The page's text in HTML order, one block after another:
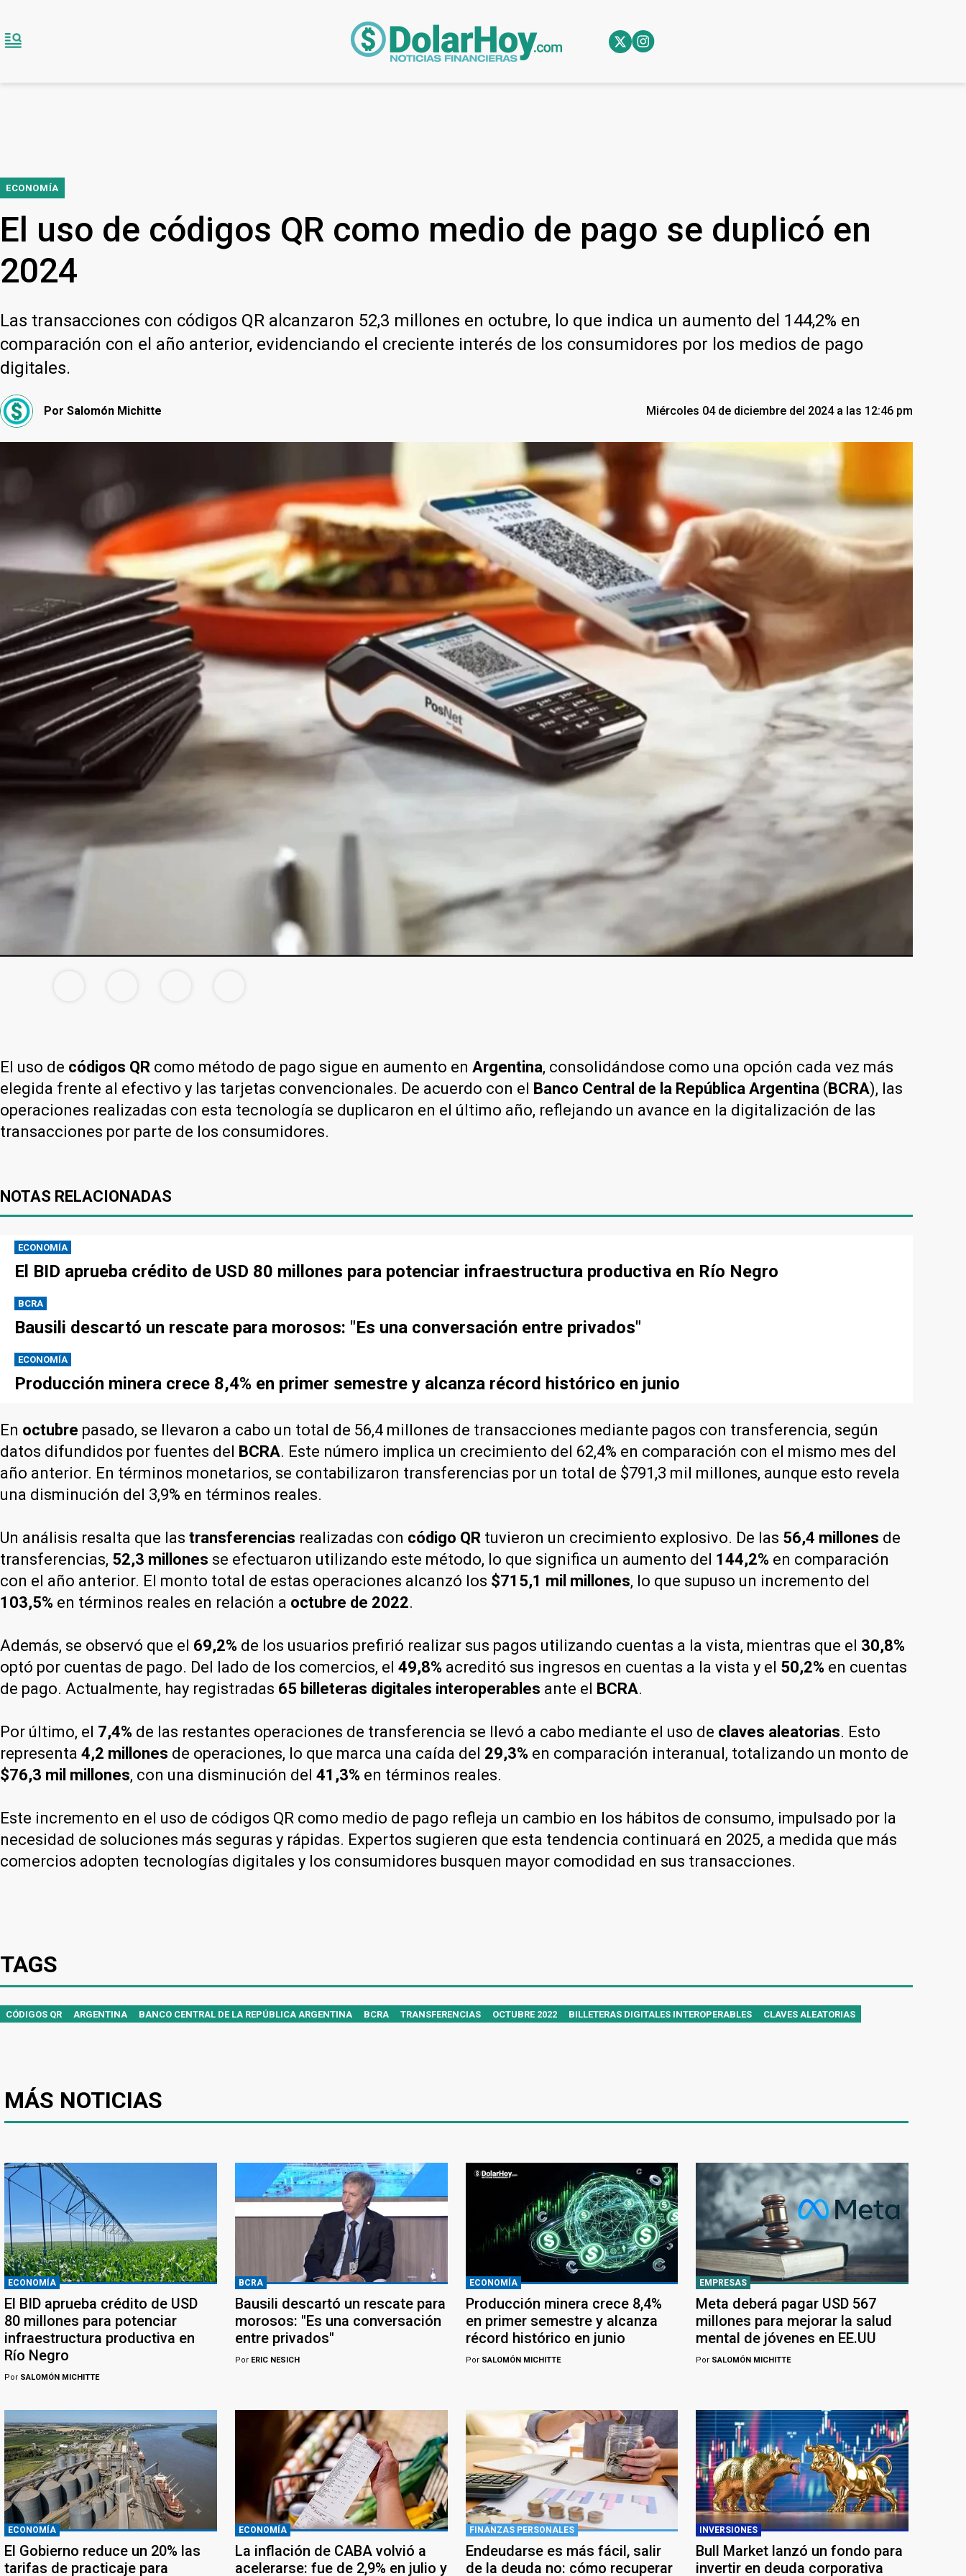
ECONOMÍA
El uso de códigos QR como medio de pago se duplicó en
2024
Las transacciones con códigos QR alcanzaron 52,3 millones en octubre, lo que indica un aumento del 144,2% en
comparación con el año anterior, evidenciando el creciente interés de los consumidores por los medios de pago
digitales.
Por Salomón Michitte Miércoles 04 de diciembre del 2024 a las 12:46 pm
El uso de códigos QR como método de pago sigue en aumento en Argentina, consolidándose como una opción cada vez más
elegida frente al efectivo y las tarjetas convencionales. De acuerdo con el Banco Central de la República Argentina (BCRA), las
operaciones realizadas con esta tecnología se duplicaron en el último año, reflejando un avance en la digitalización de las
transacciones por parte de los consumidores.
NOTAS RELACIONADAS
ECONOMÍA
El BID aprueba crédito de USD 80 millones para potenciar infraestructura productiva en Río Negro
BCRA
Bausili descartó un rescate para morosos: "Es una conversación entre privados"
ECONOMÍA
Producción minera crece 8,4% en primer semestre y alcanza récord histórico en junio
En octubre pasado, se llevaron a cabo un total de 56,4 millones de transacciones mediante pagos con transferencia, según
datos difundidos por fuentes del BCRA. Este número implica un crecimiento del 62,4% en comparación con el mismo mes del
año anterior. En términos monetarios, se contabilizaron transferencias por un total de $791,3 mil millones, aunque esto revela
una disminución del 3,9% en términos reales.
Un análisis resalta que las transferencias realizadas con código QR tuvieron un crecimiento explosivo. De las 56,4 millones de
transferencias, 52,3 millones se efectuaron utilizando este método, lo que significa un aumento del 144,2% en comparación
con el año anterior. El monto total de estas operaciones alcanzó los $715,1 mil millones, lo que supuso un incremento del
103,5% en términos reales en relación a octubre de 2022.
Además, se observó que el 69,2% de los usuarios prefirió realizar sus pagos utilizando cuentas a la vista, mientras que el 30,8%
optó por cuentas de pago. Del lado de los comercios, el 49,8% acreditó sus ingresos en cuentas a la vista y el 50,2% en cuentas
de pago. Actualmente, hay registradas 65 billeteras digitales interoperables ante el BCRA.
Por último, el 7,4% de las restantes operaciones de transferencia se llevó a cabo mediante el uso de claves aleatorias. Esto
representa 4,2 millones de operaciones, lo que marca una caída del 29,3% en comparación interanual, totalizando un monto de
$76,3 mil millones, con una disminución del 41,3% en términos reales.
Este incremento en el uso de códigos QR como medio de pago refleja un cambio en los hábitos de consumo, impulsado por la
necesidad de soluciones más seguras y rápidas. Expertos sugieren que esta tendencia continuará en 2025, a medida que más
comercios adopten tecnologías digitales y los consumidores busquen mayor comodidad en sus transacciones.
TAGS
CÓDIGOS QR ARGENTINA BANCO CENTRAL DE LA REPÚBLICA ARGENTINA BCRA TRANSFERENCIAS OCTUBRE 2022 BILLETERAS DIGITALES INTEROPERABLES CLAVES ALEATORIAS
MÁS NOTICIAS
ECONOMÍA
El BID aprueba crédito de USD
80 millones para potenciar
infraestructura productiva en
Río Negro
Por SALOMÓN MICHITTE
BCRA
Bausili descartó un rescate para
morosos: "Es una conversación
entre privados"
PorERIC NESICH
ECONOMÍA
Producción minera crece 8,4%
en primer semestre y alcanza
récord histórico en junio
PorSALOMÓN MICHITTE
EMPRESAS
Meta deberá pagar USD 567
millones para mejorar la salud
mental de jóvenes en EE.UU
Por SALOMÓN MICHITTE
ECONOMÍA
El Gobierno reduce un 20% las
tarifas de practicaje para
ECONOMÍA
La inflación de CABA volvió a
acelerarse: fue de 2,9% en julio y
FINANZAS PERSONALES
Endeudarse es más fácil, salir
de la deuda no: cómo recuperar
INVERSIONES
Bull Market lanzó un fondo para
invertir en deuda corporativa